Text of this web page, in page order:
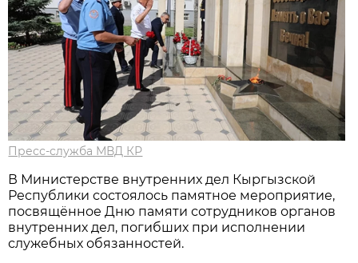
Пресс-служба МВД КР
В Министерстве внутренних дел Кыргызской
Республики состоялось памятное мероприятие,
посвящённое Дню памяти сотрудников органов
внутренних дел, погибших при исполнении
служебных обязанностей.